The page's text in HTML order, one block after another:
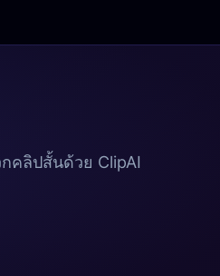
คลิปสั้นด้วย ClipAI